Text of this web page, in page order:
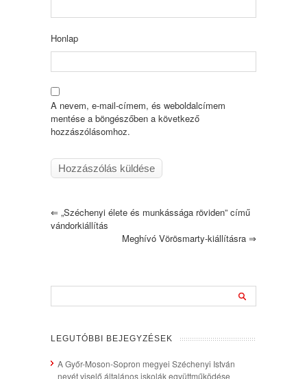
Honlap
A nevem, e-mail-címem, és weboldalcímem
mentése a böngészőben a következő
hozzászólásomhoz.
⇐ „Széchenyi élete és munkássága röviden” című
vándorkiállítás
Meghívó Vörösmarty-kiállításra ⇒
LEGUTÓBBI BEJEGYZÉSEK
A Győr-Moson-Sopron megyei Széchenyi István
nevét viselő általános iskolák együttműködése